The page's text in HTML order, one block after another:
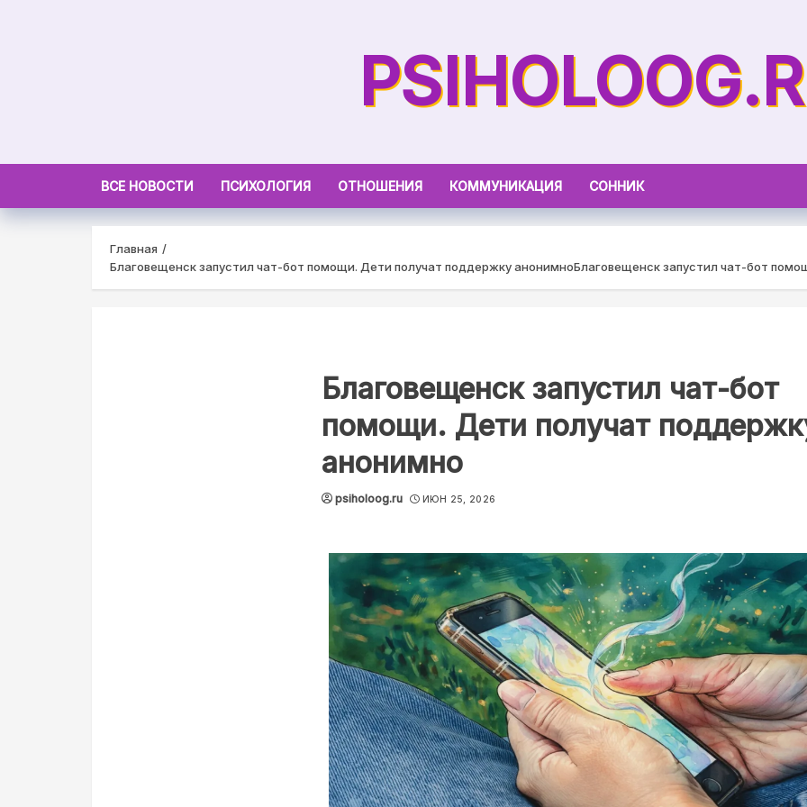
ВСЕ НОВОСТИ ПСИХОЛОГИЯ ОТНОШЕНИЯ КОММУНИКАЦИЯ СОННИК
Главная
Благовещенск запустил чат-бот помощи. Дети получат поддержку анонимноБлаговещенск запустил чат-бот
Благовещенск запустил чат-бот
помощи. Дети получат
анонимно
psiholoog.ru ИЮН 25, 2026